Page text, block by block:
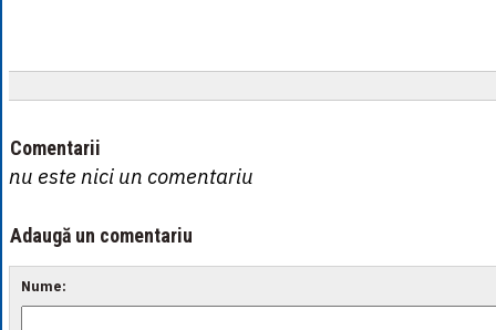
Comentarii
nu este nici un comentariu
Adaugă un comentariu
Nume: